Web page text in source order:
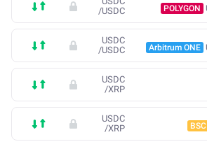
POLYGON
/USDC
Arbitrum ONE
USDC
/USDC
USDC
/XRP
BSC
USDC
/XRP